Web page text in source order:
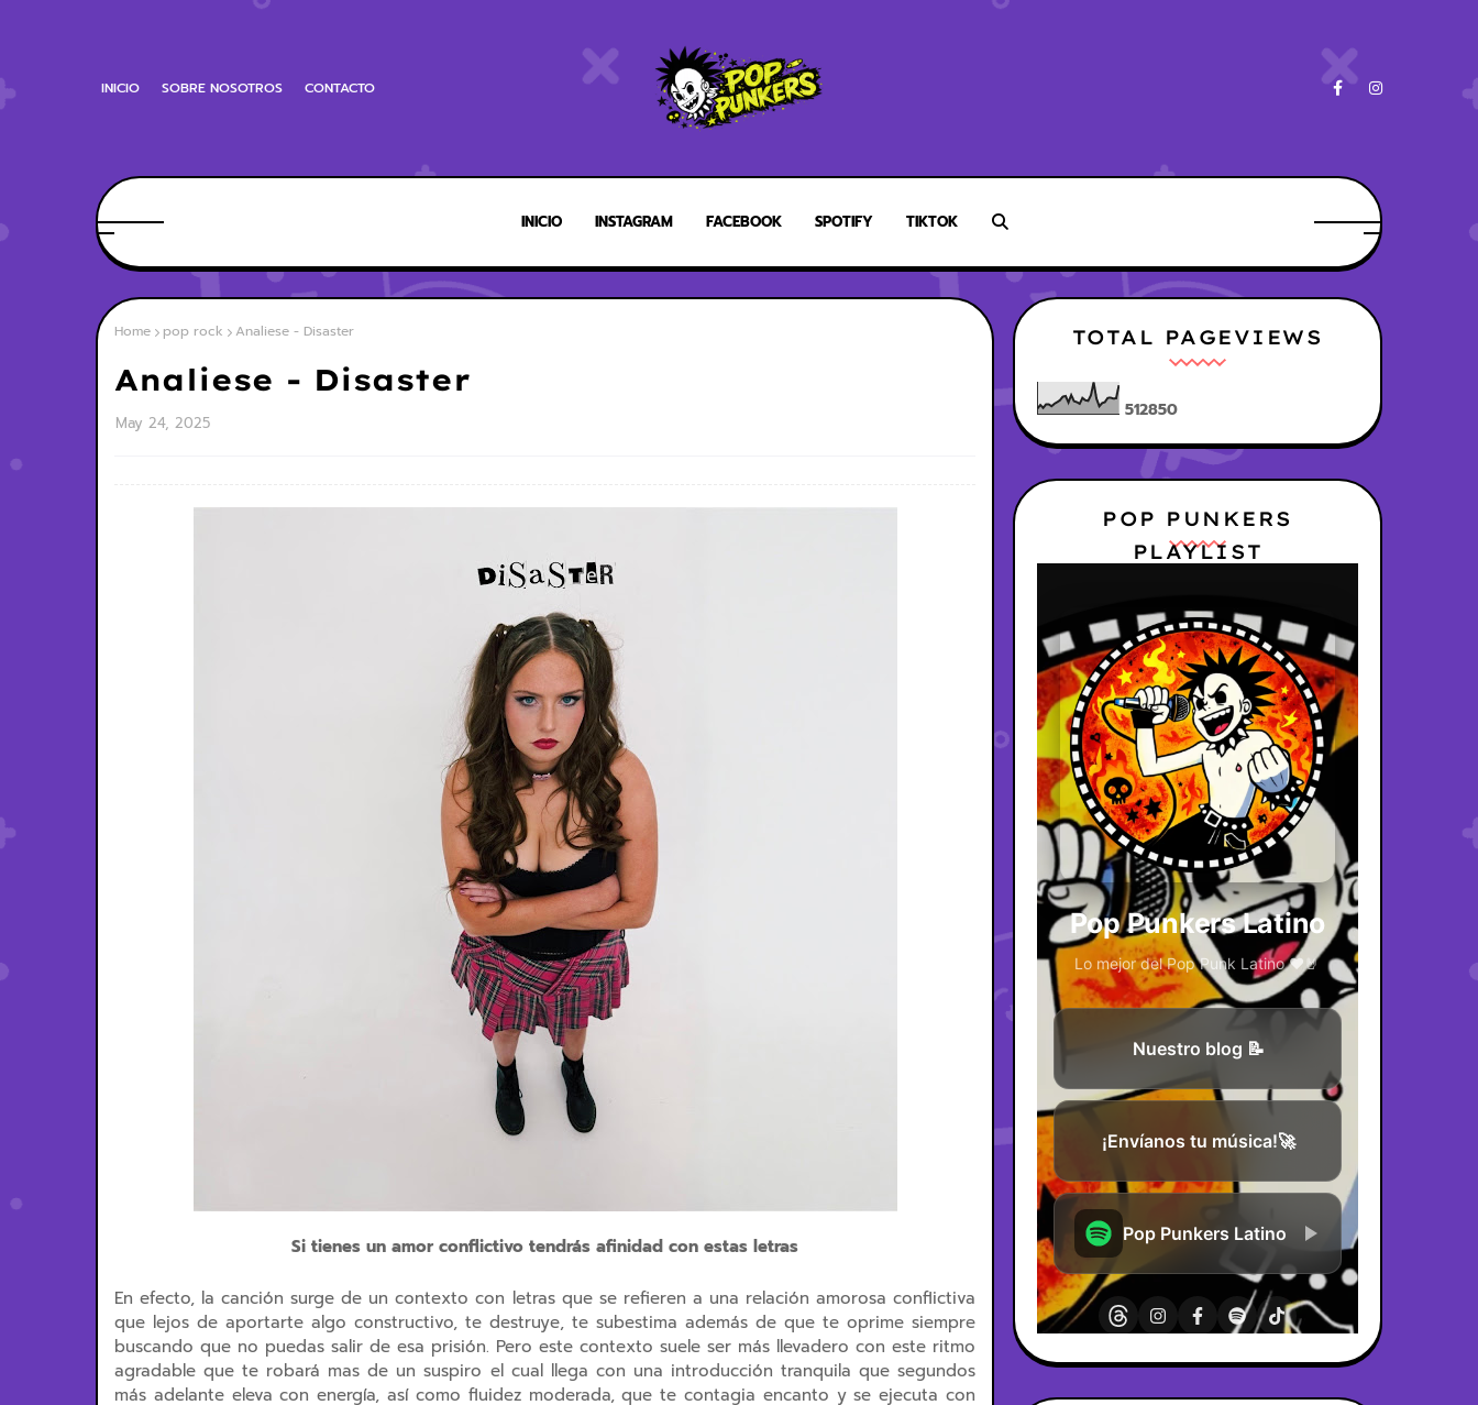
INICIO SOBRE NOSOTROS CONTACTO
INICIO INSTAGRAM FACEBOOK SPOTIFY TIKTOK
Home pop rock Analiese - Disaster
Analiese - Disaster
May 24, 2025
Si tienes un amor conflictivo tendrás afinidad con estas letras
En efecto, la canción surge de un contexto con letras que se refieren a una relación amorosa conflictiva
que lejos de aportarte algo constructivo, te destruye, te subestima además de que te oprime siempre
buscando que no puedas salir de esa prisión. Pero este contexto suele ser más llevadero con este ritmo
agradable que te robará mas de un suspiro el cual llega con una introducción tranquila que segundos
más adelante eleva con energía, así como fluidez moderada, que te contagia encanto y se ejecuta con
TOTAL PAGEVIEWS
512850
POP PUNKERS
PLAYLIST